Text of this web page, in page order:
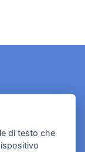
di testo che